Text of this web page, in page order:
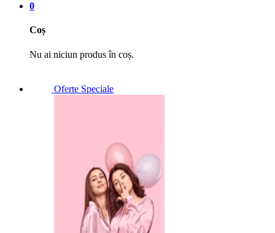
0
Coș
Nu ai niciun produs în coș.
Oferte Speciale